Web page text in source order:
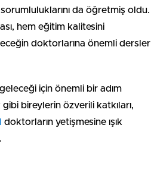
da öğretmiş oldu.
hem eğitim kalitesini
doktorlarına önemli dersler
için önemli bir adım
bireylerin özverili katkıları,
doktorların yetişmesine ışık